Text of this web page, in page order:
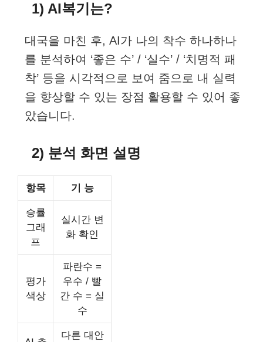
1) AI복기는?
대국을 마친 후, AI가 나의 착수 하나하나
를 분석하여 ‘좋은 수’ / ‘실수’ / ‘치명적 패
착’ 등을 시각적으로 보여 줌으로 내 실력
을 향상할 수 있는 장점 활용할 수 있어 좋
았습니다.
2) 분석 화면 설명
항목 기 능
승률
그래
프
실시간 변
화 확인
평가
색상
파란수 =
우수 / 빨
간 수 = 실
수
다른 대안